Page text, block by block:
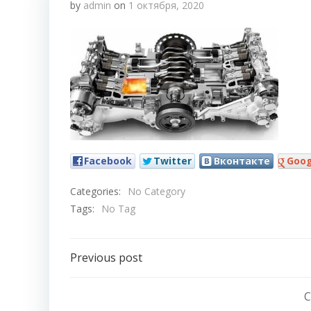
by admin on 1 октября, 2020
Facebook Twitter Вконтакте
Categories:
No Category
Tags:
No Tag
Навигация
Previous post